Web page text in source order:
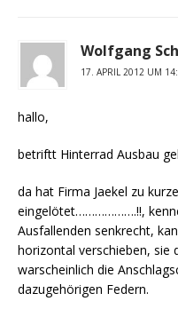
Wolfgang
17. APRIL 2012 UM
hallo,
betriftt Hinterrad Ausbau
da hat Firma Jaekel zu
eingelötet……………….!!,
Ausfallenden senkrecht,
horizontal verschieben, sie
warscheinlich die
dazugehörigen Federn.